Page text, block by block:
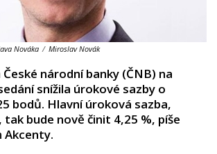
Nováka / Miroslav Novák
národní banky (ČNB) na
snížila úrokové sazby o
bodů. Hlavní úroková sazba,
bude nově činit 4,25 %, píše
Akcenty.